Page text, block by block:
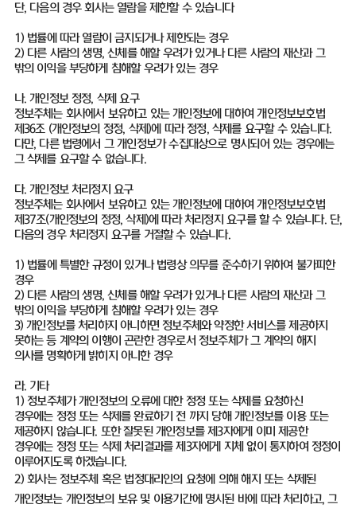
단, 다음의 경우 회사는 열람을 제한할 수 있습니다
1) 법률에 따라 열람이 금지되거나 제한되는 경우
2) 다른 사람의 생명, 신체를 해할 우려가 있거나 다른 사람의 재산과 그
밖의 이익을 부당하게 침해할 우려가 있는 경우
나. 개인정보 정정, 삭제 요구
정보주체는 회사에서 보유하고 있는 개인정보에 대하여 개인정보보호법
제36조 (개인정보의 정정, 삭제)에 따라 정정, 삭제를 요구할 수 있습니다.
다만, 다른 법령에서 그 개인정보가 수집대상으로 명시되어 있는 경우에는
그 삭제를 요구할 수 없습니다.
다. 개인정보 처리정지 요구
정보주체는 회사에서 보유하고 있는 개인정보에 대하여 개인정보보호법
제37조(개인정보의 정정, 삭제)에 따라 처리정지 요구를 할 수 있습니다. 단,
다음의 경우 처리정지 요구를 거절할 수 있습니다.
1) 법률에 특별한 규정이 있거나 법령상 의무를 준수하기 위하여 불가피한
경우
2) 다른 사람의 생명, 신체를 해할 우려가 있거나 다른 사람의 재산과 그
밖의 이익을 부당하게 침해할 우려가 있는 경우
3) 개인정보를 처리하지 아니하면 정보주체와 약정한 서비스를 제공하지
못하는 등 계약의 이행이 곤란한 경우로서 정보주체가 그 계약의 해지
의사를 명확하게 밝히지 아니한 경우
라. 기타
1) 정보주체가 개인정보의 오류에 대한 정정 또는 삭제를 요청하신
경우에는 정정 또는 삭제를 완료하기 전 까지 당해 개인정보를 이용 또는
제공하지 않습니다. 또한 잘못된 개인정보를 제3자에게 이미 제공한
경우에는 정정 또는 삭제 처리결과를 제3자에게 지체 없이 통지하여 정정이
이루어지도록 하겠습니다.
2) 회사는 정보주체 혹은 법정대리인의 요청에 의해 해지 또는 삭제된
개인정보는 개인정보의 보유 및 이용기간에 명시된 바에 따라 처리하고, 그